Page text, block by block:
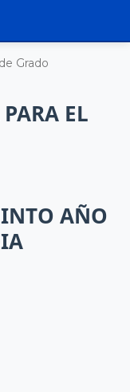
Grado
EL
AÑO